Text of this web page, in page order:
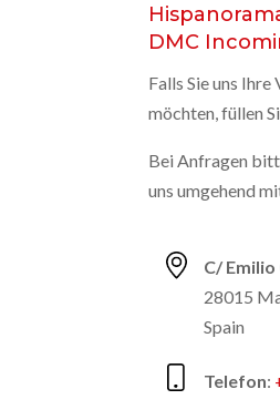
DMC
Falls Sie uns
möchten, füllen
Bei Anfragen
uns umgehend
C/ Emilio
28015
Spain
Telefon: